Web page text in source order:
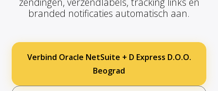
branded notificaties automatisch aan.
Verbind Oracle NetSuite + D Express D.O.O.
Beograd